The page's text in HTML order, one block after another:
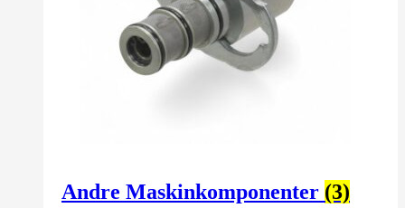
Andre Maskinkomponenter (3)